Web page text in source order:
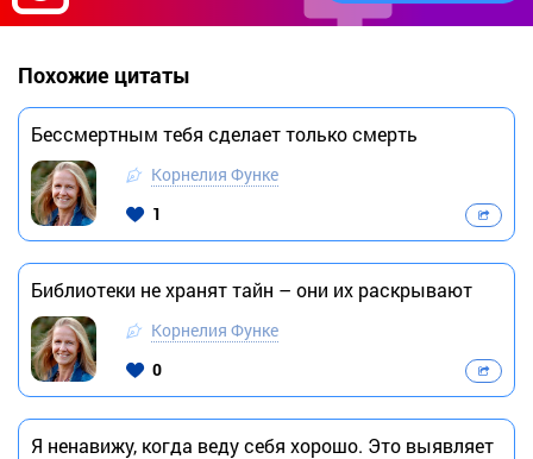
Похожие цитаты
Бессмертным тебя сделает только смерть
Корнелия Функе
1
Библиотеки не хранят тайн – они их раскрывают
Корнелия Функе
0
Я ненавижу, когда веду себя хорошо. Это выявляет